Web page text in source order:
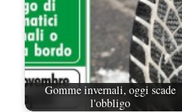
Gomme invernali, oggi scade
l'obbligo